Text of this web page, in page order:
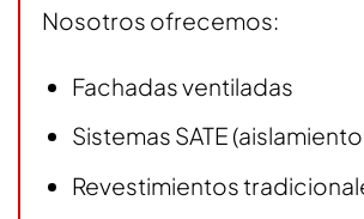
Nosotros ofrecemos:
Fachadas ventiladas
Sistemas SATE
Revestimientos